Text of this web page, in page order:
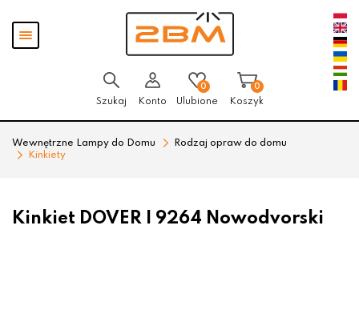
Pokaż
menu
Szukaj Konto
0
Ulubione
0
Koszyk
Wewnętrzne Lampy do Domu
Rodzaj opraw do domu
Kinkiety
Kinkiet DOVER I 9264 Nowodvorski